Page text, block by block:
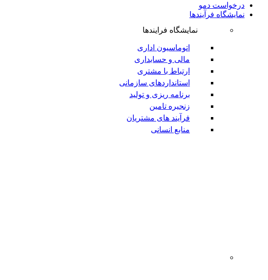
درخواست دمو
نمایشگاه فرآیندها
نمایشگاه فرایندها
اتوماسیون اداری
مالی و حسابداری
ارتباط با مشتری
استانداردهای سازمانی
برنامه ریزی و تولید
زنجیره تامین
فرآیند های مشتریان
منابع انسانی